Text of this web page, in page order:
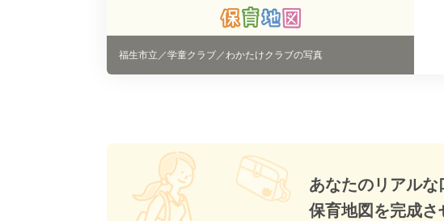
福生市立／学童クラブ／わかたけクラブの写真
あなたのリアルな
保育地図を完成さ